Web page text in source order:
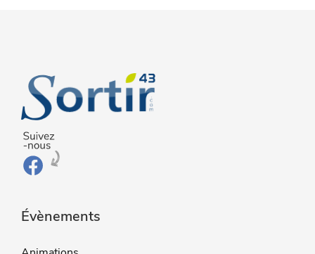
Évènements